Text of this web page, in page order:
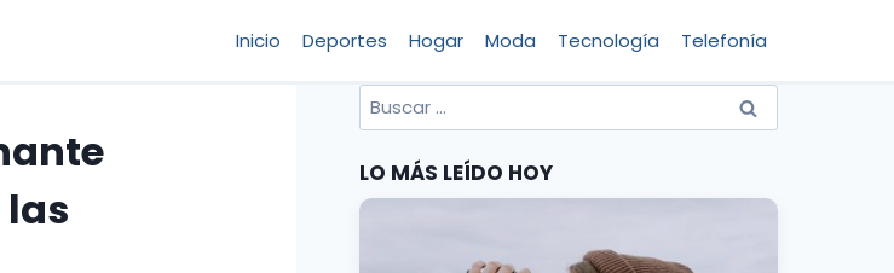
Inicio Deportes Hogar Moda Tecnología Telefonía
las
Buscar
por:
LO MÁS LEÍDO HOY